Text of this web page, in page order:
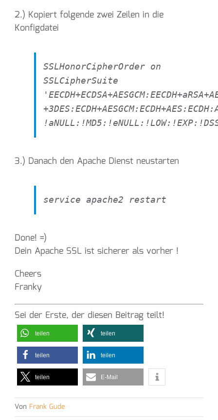
2.) Kopiert folgende zwei Zeilen in die
Konfigdatei
SSLHonorCipherOrder on
SSLCipherSuite
3.) Danach den Apache Dienst neustarten
service apache2 restart
Done! =)
Dein Apache SSL ist sicherer als vorher !
Cheers
Franky
Sei der Erste, der diesen Beitrag teilt!
teilen teilen
teilen teilen
teilen E-Mail
Von Frank Gude